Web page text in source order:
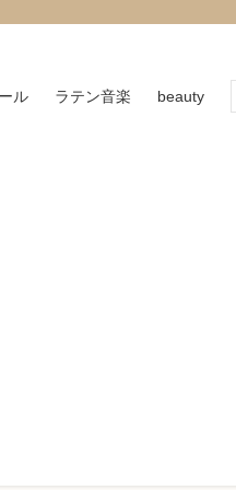
ル ラテン音楽 beauty